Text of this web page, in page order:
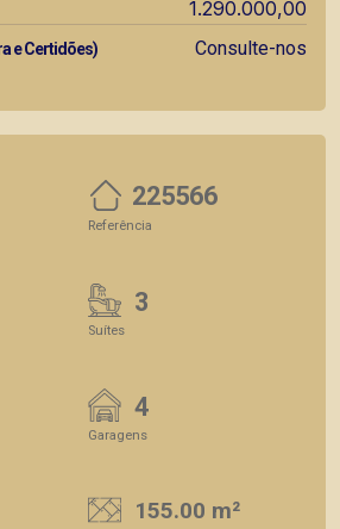
1.290.000,00
e Certidões) Consulte-nos
225566
Referência
3
Suítes
4
Garagens
155.00 m²